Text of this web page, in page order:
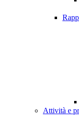
Attività e